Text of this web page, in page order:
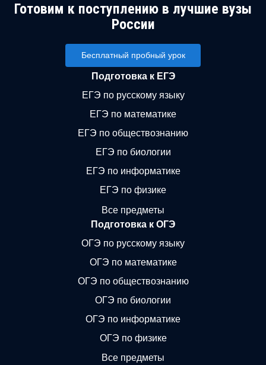
Готовим к поступлению в лучшие вузы
России
Бесплатный пробный урок
Подготовка к ЕГЭ
ЕГЭ по русскому языку
ЕГЭ по математике
ЕГЭ по обществознанию
ЕГЭ по биологии
ЕГЭ по информатике
ЕГЭ по физике
Все предметы
Подготовка к ОГЭ
ОГЭ по русскому языку
ОГЭ по математике
ОГЭ по обществознанию
ОГЭ по биологии
ОГЭ по информатике
ОГЭ по физике
Все предметы